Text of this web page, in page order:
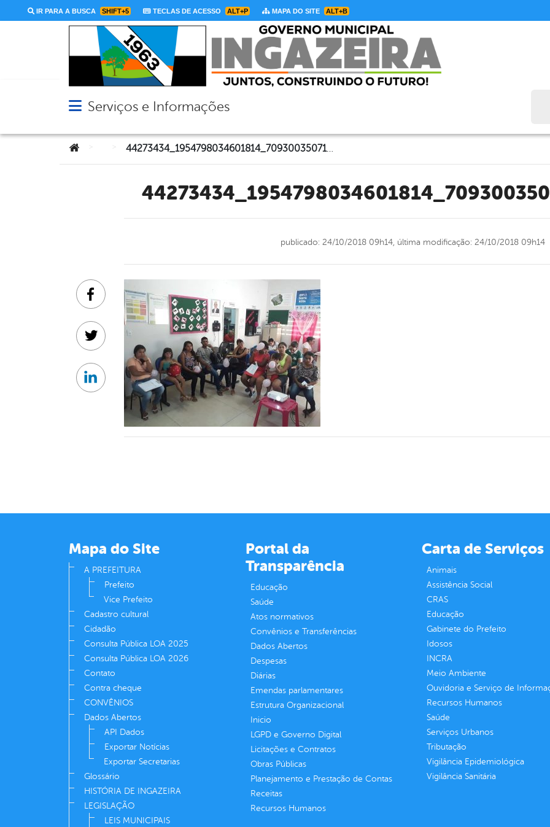
IR PARA A BUSCA SHIFT+5 TECLAS DE ACESSO ALT+P MAPA DO SITE ALT+B
Abrir menu principal de navegação
Serviços e Informações
Você está aqui: 44273434_1954798034601814_7093003507111821312_n
publicado: 24/10/2018 09h14, última modificação: 24/10/2018 09h14
Facebook
Twitter
Linkedin
Mapa do Site
A PREFEITURA
Prefeito
Vice Prefeito
Cadastro cultural
Cidadão
Consulta Pública LOA 2025
Consulta Pública LOA 2026
Contato
Contra cheque
CONVÊNIOS
Dados Abertos
API Dados
Exportar Notícias
Exportar Secretarias
Glossário
HISTÓRIA DE INGAZEIRA
LEGISLAÇÃO
LEIS MUNICIPAIS
Portal da
Transparência
Educação
Saúde
Atos normativos
Convênios e Transferências
Dados Abertos
Despesas
Diárias
Emendas parlamentares
Estrutura Organizacional
Inicio
LGPD e Governo Digital
Licitações e Contratos
Obras Públicas
Planejamento e Prestação de Contas
Receitas
Recursos Humanos
Carta de Serviços
Animais
Assistência Social
CRAS
Educação
Gabinete do Prefeito
Idosos
INCRA
Meio Ambiente
Ouvidoria e Serviço de
Recursos Humanos
Saúde
Serviços Urbanos
Tributação
Vigilância Epidemiológica
Vigilância Sanitária